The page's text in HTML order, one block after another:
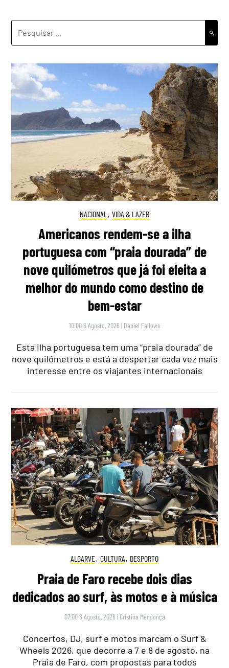
NACIONAL , VIDA & LAZER
Americanos rendem-se a ilha
portuguesa com “praia dourada” de
nove quilómetros que já foi eleita a
melhor do mundo como destino de
bem-estar
10:00 6 Agosto, 2026 | Daniel Fallows
Esta ilha portuguesa tem uma “praia dourada” de
nove quilómetros e está a despertar cada vez mais
interesse entre os viajantes internacionais
ALGARVE, CULTURA, DESPORTO
Praia de Faro recebe dois dias
dedicados ao surf, às motos e à música
07:00 6 Agosto, 2026 | Cristina Mendonça
Concertos, DJ, surf e motos marcam o Surf &
Wheels 2026, que decorre a 7 e 8 de agosto, na
Praia de Faro, com propostas para todos